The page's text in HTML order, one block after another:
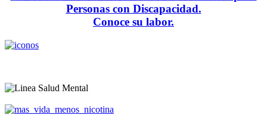
Personas con Discapacidad.
Conoce su labor.